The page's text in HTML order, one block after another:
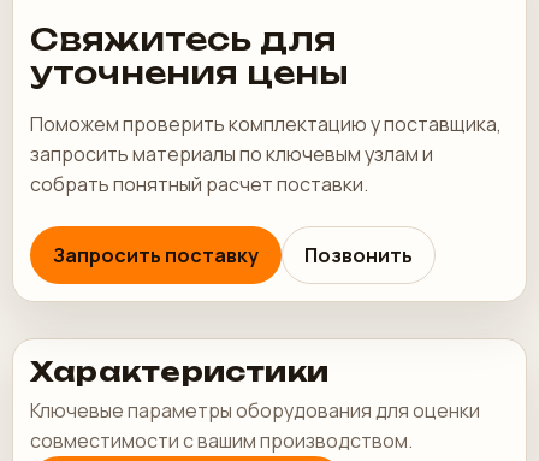
Свяжитесь для
уточнения цены
Поможем проверить комплектацию у поставщика,
запросить материалы по ключевым узлам и
собрать понятный расчет поставки.
Запросить поставку Позвонить
Характеристики
Ключевые параметры оборудования для оценки
совместимости с вашим производством.